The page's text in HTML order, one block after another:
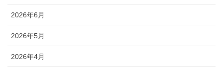
2026年6月
2026年5月
2026年4月